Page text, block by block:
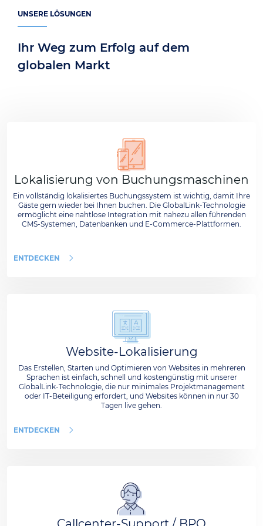
UNSERE LÖSUNGEN
Ihr Weg zum Erfolg auf dem
globalen Markt
Lokalisierung von Buchungsmaschinen
Ein vollständig lokalisiertes Buchungssystem ist wichtig, damit Ihre
Gäste gern wieder bei Ihnen buchen. Die GlobalLink-Technologie
ermöglicht eine nahtlose Integration mit nahezu allen führenden
CMS-Systemen, Datenbanken und E-Commerce-Plattformen.
ENTDECKEN
Website-Lokalisierung
Das Erstellen, Starten und Optimieren von Websites in mehreren
Sprachen ist einfach, schnell und kostengünstig mit unserer
GlobalLink-Technologie, die nur minimales Projektmanagement
oder IT-Beteiligung erfordert, und Websites können in nur 30
Tagen live gehen.
ENTDECKEN